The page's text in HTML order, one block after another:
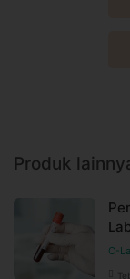
Produk
C-